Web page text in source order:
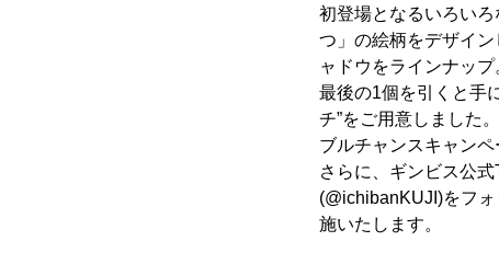
初登場となるいろい
つ」の絵柄をデザイ
ャドウをラインナッ
最後の1個を引くと手
チ”をご用意しました
ブルチャンスキャンペ
さらに、ギンビス公
(@ichibanKUJI)をフ
施いたします。